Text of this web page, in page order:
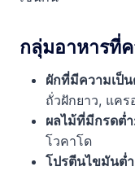
กลุ่มอาหารที่
ผักที่มีความเป็น
ถั่วฝักยาว, แคร
ผลไม้ที่มีกรดต่
โวคาโด
โปรตีนไขมันต่